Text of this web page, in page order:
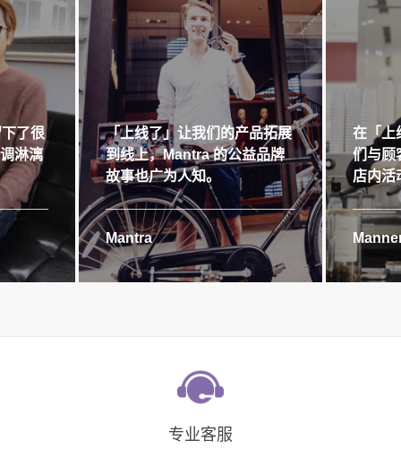
了很
淋漓
「上线了」让我们的产品拓展
到线上，Mantra 的公益品牌
故事也广为人知。
Mantra
在「上
们与顾
店内活
专业客服